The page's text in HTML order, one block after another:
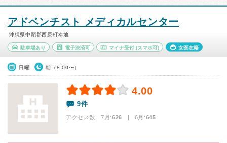
アドベンチスト メディカルセンター
沖縄県中頭郡西原町幸地
駐車場あり 電子決済可 マイナ受付 (スマホ可) 女医在籍
日曜 朝（8:00〜）
4.00
9件
アクセス数 7月:626 | 6月:645